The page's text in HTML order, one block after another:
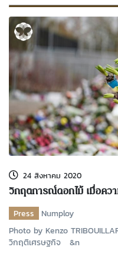
24 สิงหาคม 2020
วิกฤตการณ์ดอกไม้ เมื่อคว
Press
Numploy
Photo by Kenzo
วิกฤติเศรษฐกิจ &n